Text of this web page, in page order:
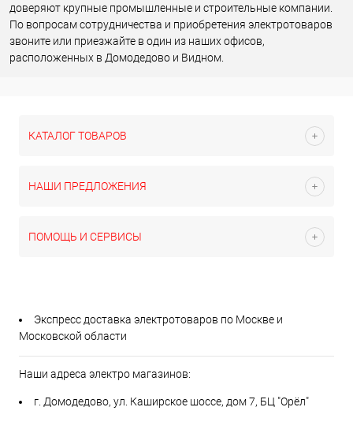
доверяют крупные промышленные и строительные компании.
По вопросам сотрудничества и приобретения электротоваров
звоните или приезжайте в один из наших офисов,
расположенных в Домодедово и Видном.
КАТАЛОГ ТОВАРОВ
НАШИ ПРЕДЛОЖЕНИЯ
ПОМОЩЬ И СЕРВИСЫ
Экспресс доставка электротоваров по Москве и
Московской области
Наши адреса электро магазинов:
г. Домодедово, ул. Каширское шоссе, дом 7, БЦ "Орёл"